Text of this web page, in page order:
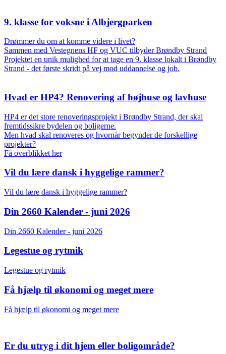
9. klasse for voksne i Albjergparken
Drømmer du om at komme videre i livet?
Sammen med Vestegnens HF og VUC tilbyder Brøndby Strand
Projektet en unik mulighed for at tage en 9. klasse lokalt i Brøndby
Strand - det første skridt på vej mod uddannelse og job.
Hvad er HP4? Renovering af højhuse og lavhuse
HP4 er det store renoveringsprojekt i Brøndby Strand, der skal
fremtidssikre bydelen og boligerne.
Men hvad skal renoveres og hvornår begynder de forskellige
projekter?
Få overblikket her
Vil du lære dansk i hyggelige rammer?
Vil du lære dansk i hyggelige rammer?
Din 2660 Kalender - juni 2026
Din 2660 Kalender - juni 2026
Legestue og rytmik
Legestue og rytmik
Få hjælp til økonomi og meget mere
Få hjælp til økonomi og meget mere
Er du utryg i dit hjem eller boligområde?